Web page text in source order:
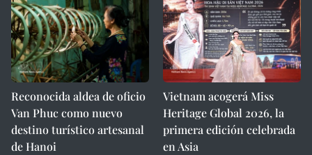
Reconocida aldea de oficio
Van Phuc como nuevo
destino turístico artesanal
de Hanoi
Vietnam acogerá Miss
Heritage Global 2026, la
primera edición celebrada
en Asia